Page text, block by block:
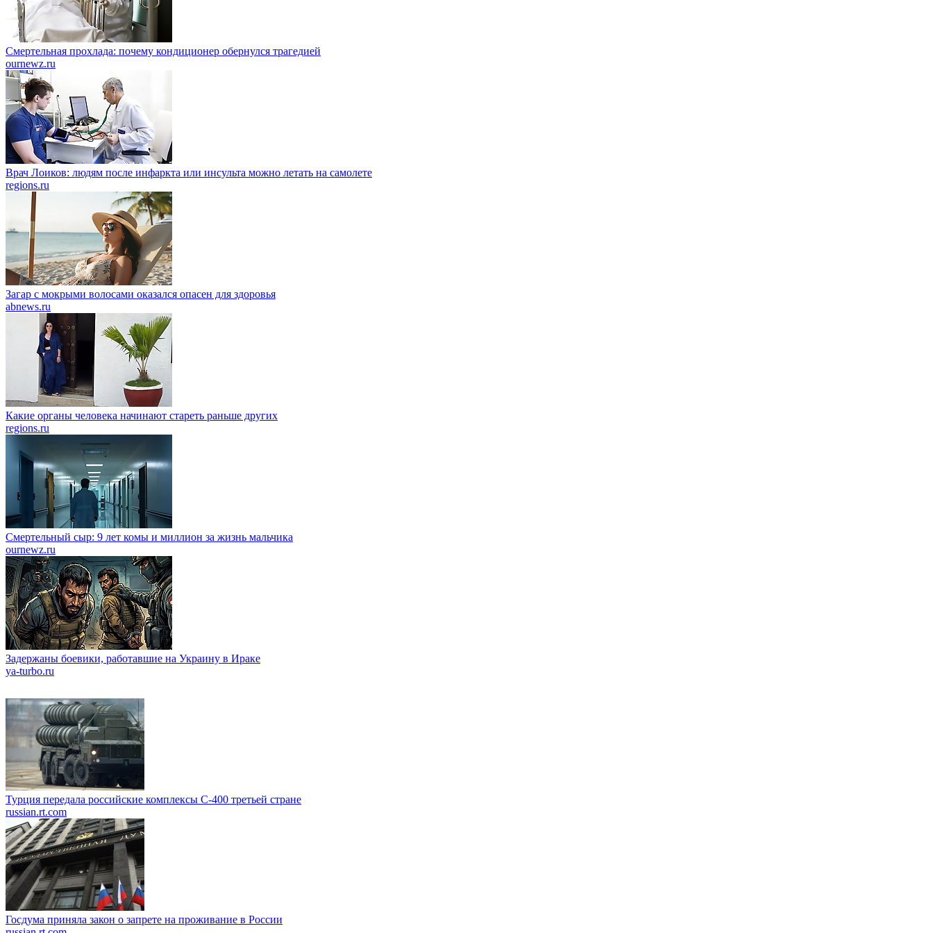
Смертельная прохлада: почему кондиционер обернулся трагедией
ournewz.ru
Врач Лоиков: людям после инфаркта или инсульта можно летать на самолете
regions.ru
Загар с мокрыми волосами оказался опасен для здоровья
abnews.ru
Какие органы человека начинают стареть раньше других
regions.ru
Смертельный сыр: 9 лет комы и миллион за жизнь мальчика
ournewz.ru
Задержаны боевики, работавшие на Украину в Ираке
ya-turbo.ru
Турция передала российские комплексы С-400 третьей стране
russian.rt.com
Госдума приняла закон о запрете на проживание в России